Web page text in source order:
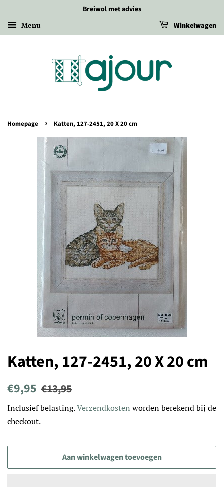
Breiwol met advies
Menu Winkelwagen
Homepage › Katten, 127-2451, 20 X 20 cm
Katten, 127-2451, 20 X 20 cm
Normale
€9,95 Aanbiedingsprijs
€13,95
Inclusief belasting.Verzendkosten worden berekend bij de
checkout.
Aan winkelwagen toevoegen